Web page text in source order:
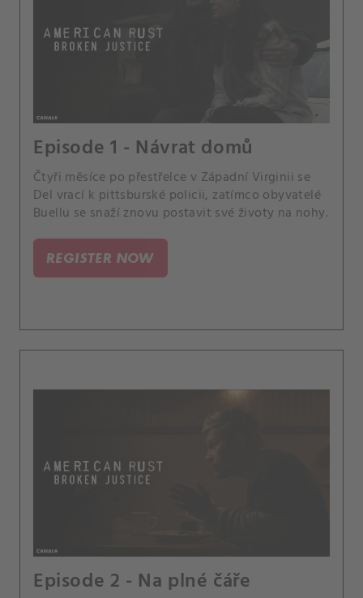
Episode 1 - Návrat domů
Čtyři měsíce po přestřelce v Západní Virginii se
Del vrací k pittsburské policii, zatímco obyvatelé
Buellu se snaží znovu postavit své životy na nohy.
REGISTER NOW
Episode 2 - Na plné čáře